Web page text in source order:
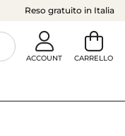
Reso gratuito in Italia